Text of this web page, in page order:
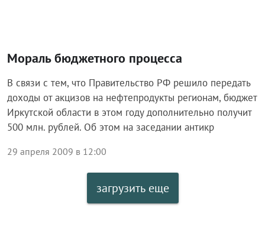
Мораль бюджетного процесса
В связи с тем, что Правительство РФ решило передать
доходы от акцизов на нефтепродукты регионам, бюджет
Иркутской области в этом году дополнительно получит
500 млн. рублей. Об этом на заседании антикр
29 апреля 2009 в 12:00
загрузить еще